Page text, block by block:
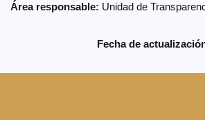
Área responsable: Unidad de
Fecha de